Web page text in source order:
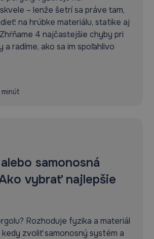
– lenže šetrí sa práve tam,
na hrúbke materiálu, statike aj
4 najčastejšie chyby pri
radíme, ako sa im spoľahlivo
minút
samonosná
vybrať najlepšie
Rozhoduje fyzika a materiál
kedy zvoliť samonosný systém a